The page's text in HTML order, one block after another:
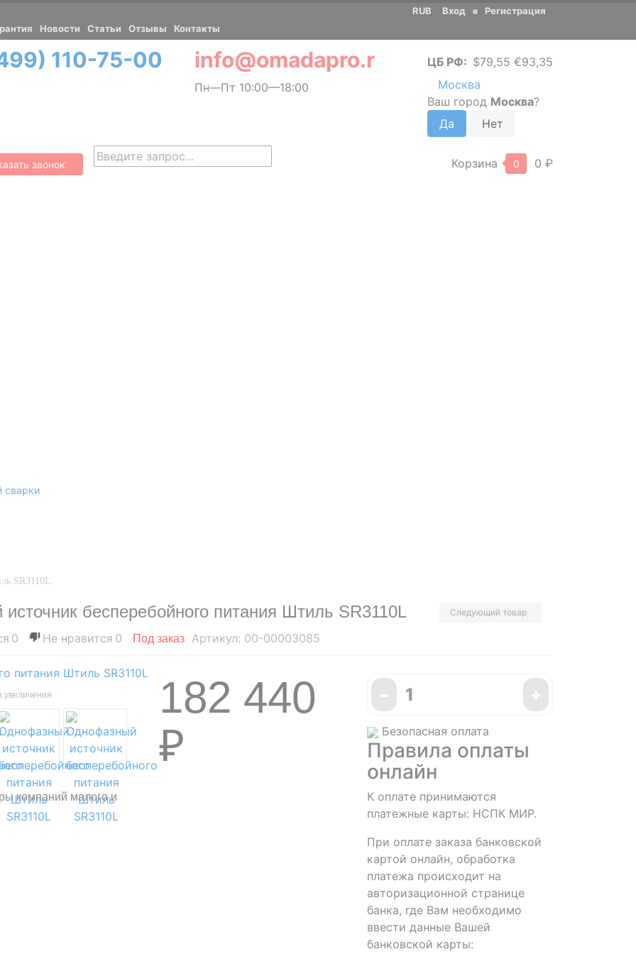
Новости Cтатьи Отзывы Контакты
RUB Вход Регистрация
110-75-00
Пн—Пт 10:00—18:00
ЦБ РФ: $79,55 €93,35
Москва
Ваш город Москва?
звонок Корзина 0 0 ₽
сварки
SR3110L
бесперебойного питания Штиль SR3110L Следующий товар
0 0 Под заказ Артикул: 00-00003085
увеличения
компаний малого и
182 440
₽
− +
Безопасная оплата
Правила оплаты
онлайн
К оплате принимаются
платежные карты: НСПК МИР.
При оплате заказа банковской
картой онлайн, обработка
платежа происходит на
авторизационной странице
банка, где Вам необходимо
ввести данные Вашей
банковской карты: